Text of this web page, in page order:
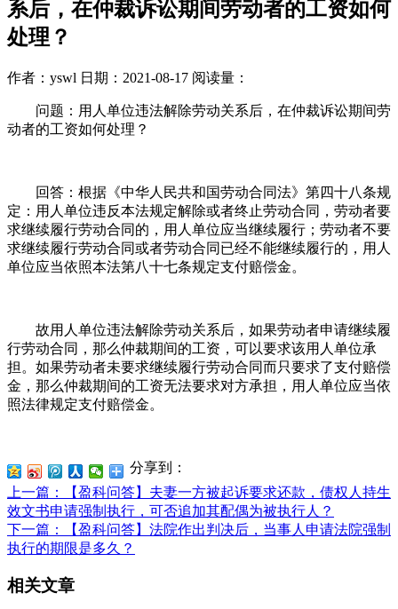
系后，在仲裁诉讼期间劳动者的工资如何
处理？
作者：yswl 日期：2021-08-17 阅读量：
问题：用人单位违法解除劳动关系后，在仲裁诉讼期间劳
动者的工资如何处理？
回答：根据《中华人民共和国劳动合同法》第四十八条规
定：用人单位违反本法规定解除或者终止劳动合同，劳动者要
求继续履行劳动合同的，用人单位应当继续履行；劳动者不要
求继续履行劳动合同或者劳动合同已经不能继续履行的，用人
单位应当依照本法第八十七条规定支付赔偿金。
故用人单位违法解除劳动关系后，如果劳动者申请继续履
行劳动合同，那么仲裁期间的工资，可以要求该用人单位承
担。如果劳动者未要求继续履行劳动合同而只要求了支付赔偿
金，那么仲裁期间的工资无法要求对方承担，用人单位应当依
照法律规定支付赔偿金。
分享到：
上一篇 ：【盈科问答】夫妻一方被起诉要求还款，债权人持生
效文书申请强制执行，可否追加其配偶为被执行人？
下一篇 ：【盈科问答】法院作出判决后，当事人申请法院强制
执行的期限是多久？
相关文章